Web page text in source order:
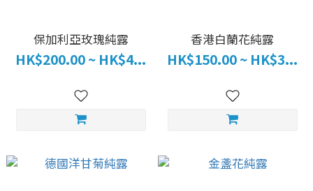
保加利亞玫瑰純露
HK$200.00 ~ HK$4...
香港白蘭花純露
HK$150.00 ~ HK$3...